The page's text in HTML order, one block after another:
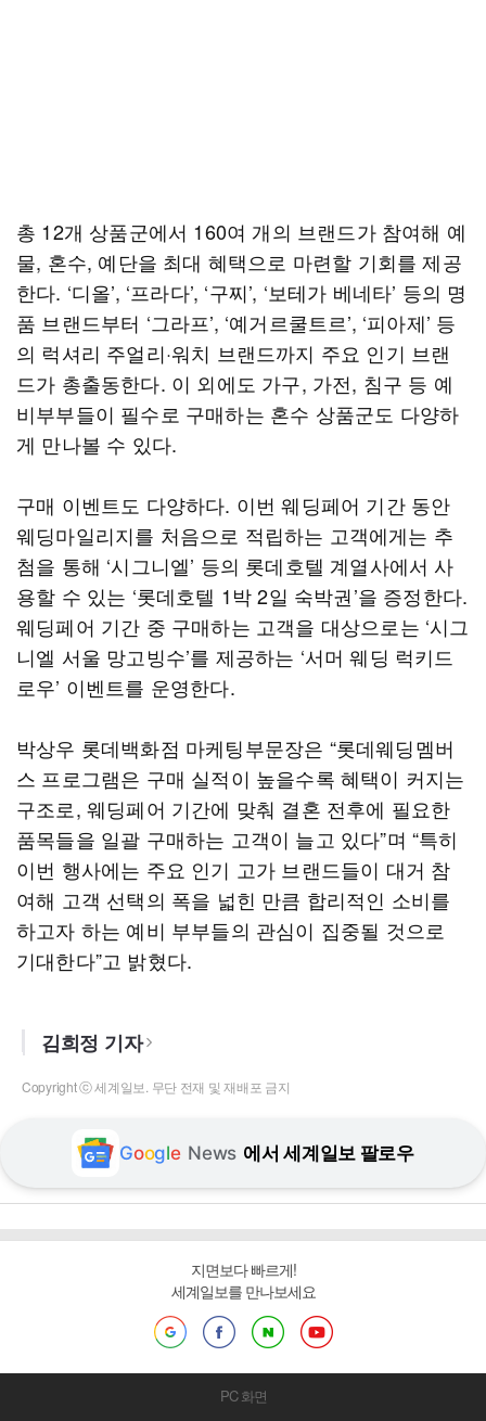
총 12개 상품군에서 160여 개의 브랜드가 참여해 예
물, 혼수, 예단을 최대 혜택으로 마련할 기회를 제공
한다. ‘디올’, ‘프라다’, ‘구찌’, ‘보테가 베네타’ 등의 명
품 브랜드부터 ‘그라프’, ‘예거르쿨트르’, ‘피아제’ 등
의 럭셔리 주얼리·워치 브랜드까지 주요 인기 브랜
드가 총출동한다. 이 외에도 가구, 가전, 침구 등 예
비부부들이 필수로 구매하는 혼수 상품군도 다양하
게 만나볼 수 있다.
구매 이벤트도 다양하다. 이번 웨딩페어 기간 동안
웨딩마일리지를 처음으로 적립하는 고객에게는 추
첨을 통해 ‘시그니엘’ 등의 롯데호텔 계열사에서 사
용할 수 있는 ‘롯데호텔 1박 2일 숙박권’을 증정한다.
웨딩페어 기간 중 구매하는 고객을 대상으로는 ‘시그
니엘 서울 망고빙수’를 제공하는 ‘서머 웨딩 럭키드
로우’ 이벤트를 운영한다.
박상우 롯데백화점 마케팅부문장은 “롯데웨딩멤버
스 프로그램은 구매 실적이 높을수록 혜택이 커지는
구조로, 웨딩페어 기간에 맞춰 결혼 전후에 필요한
품목들을 일괄 구매하는 고객이 늘고 있다”며 “특히
이번 행사에는 주요 인기 고가 브랜드들이 대거 참
여해 고객 선택의 폭을 넓힌 만큼 합리적인 소비를
하고자 하는 예비 부부들의 관심이 집중될 것으로
기대한다”고 밝혔다.
김희정 기자
Copyright ⓒ 세계일보. 무단 전재 및 재배포 금지
Google News 에서 세계일보 팔로우
지면보다 빠르게!
세계일보를 만나보세요
PC 화면